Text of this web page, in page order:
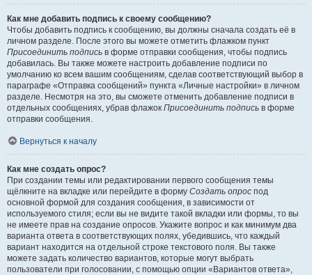
Как мне добавить подпись к своему сообщению?
Чтобы добавить подпись к сообщению, вы должны сначала создать её в
личном разделе. После этого вы можете отметить флажком пункт
Присоединить подпись в форме отправки сообщения, чтобы подпись
добавилась. Вы также можете настроить добавление подписи по
умолчанию ко всем вашим сообщениям, сделав соответствующий выбор в
параграфе «Отправка сообщений» пункта «Личные настройки» в личном
разделе. Несмотря на это, вы сможете отменить добавление подписи в
отдельных сообщениях, убрав флажок Присоединить подпись в форме
отправки сообщения.
Вернуться к началу
Как мне создать опрос?
При создании темы или редактировании первого сообщения темы
щёлкните на вкладке или перейдите в форму Создать опрос под
основной формой для создания сообщения, в зависимости от
используемого стиля; если вы не видите такой вкладки или формы, то вы
не имеете прав на создание опросов. Укажите вопрос и как минимум два
варианта ответа в соответствующих полях, убедившись, что каждый
вариант находится на отдельной строке текстового поля. Вы также
можете задать количество вариантов, которые могут выбрать
пользователи при голосовании, с помощью опции «Вариантов ответа»,